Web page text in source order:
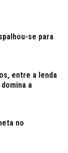
se para
entre a lenda
a
no